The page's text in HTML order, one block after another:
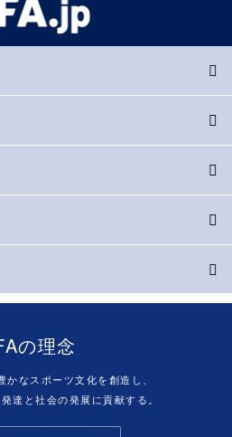
の理念
かなスポーツ文化を創造し、
達と社会の発展に貢献する。